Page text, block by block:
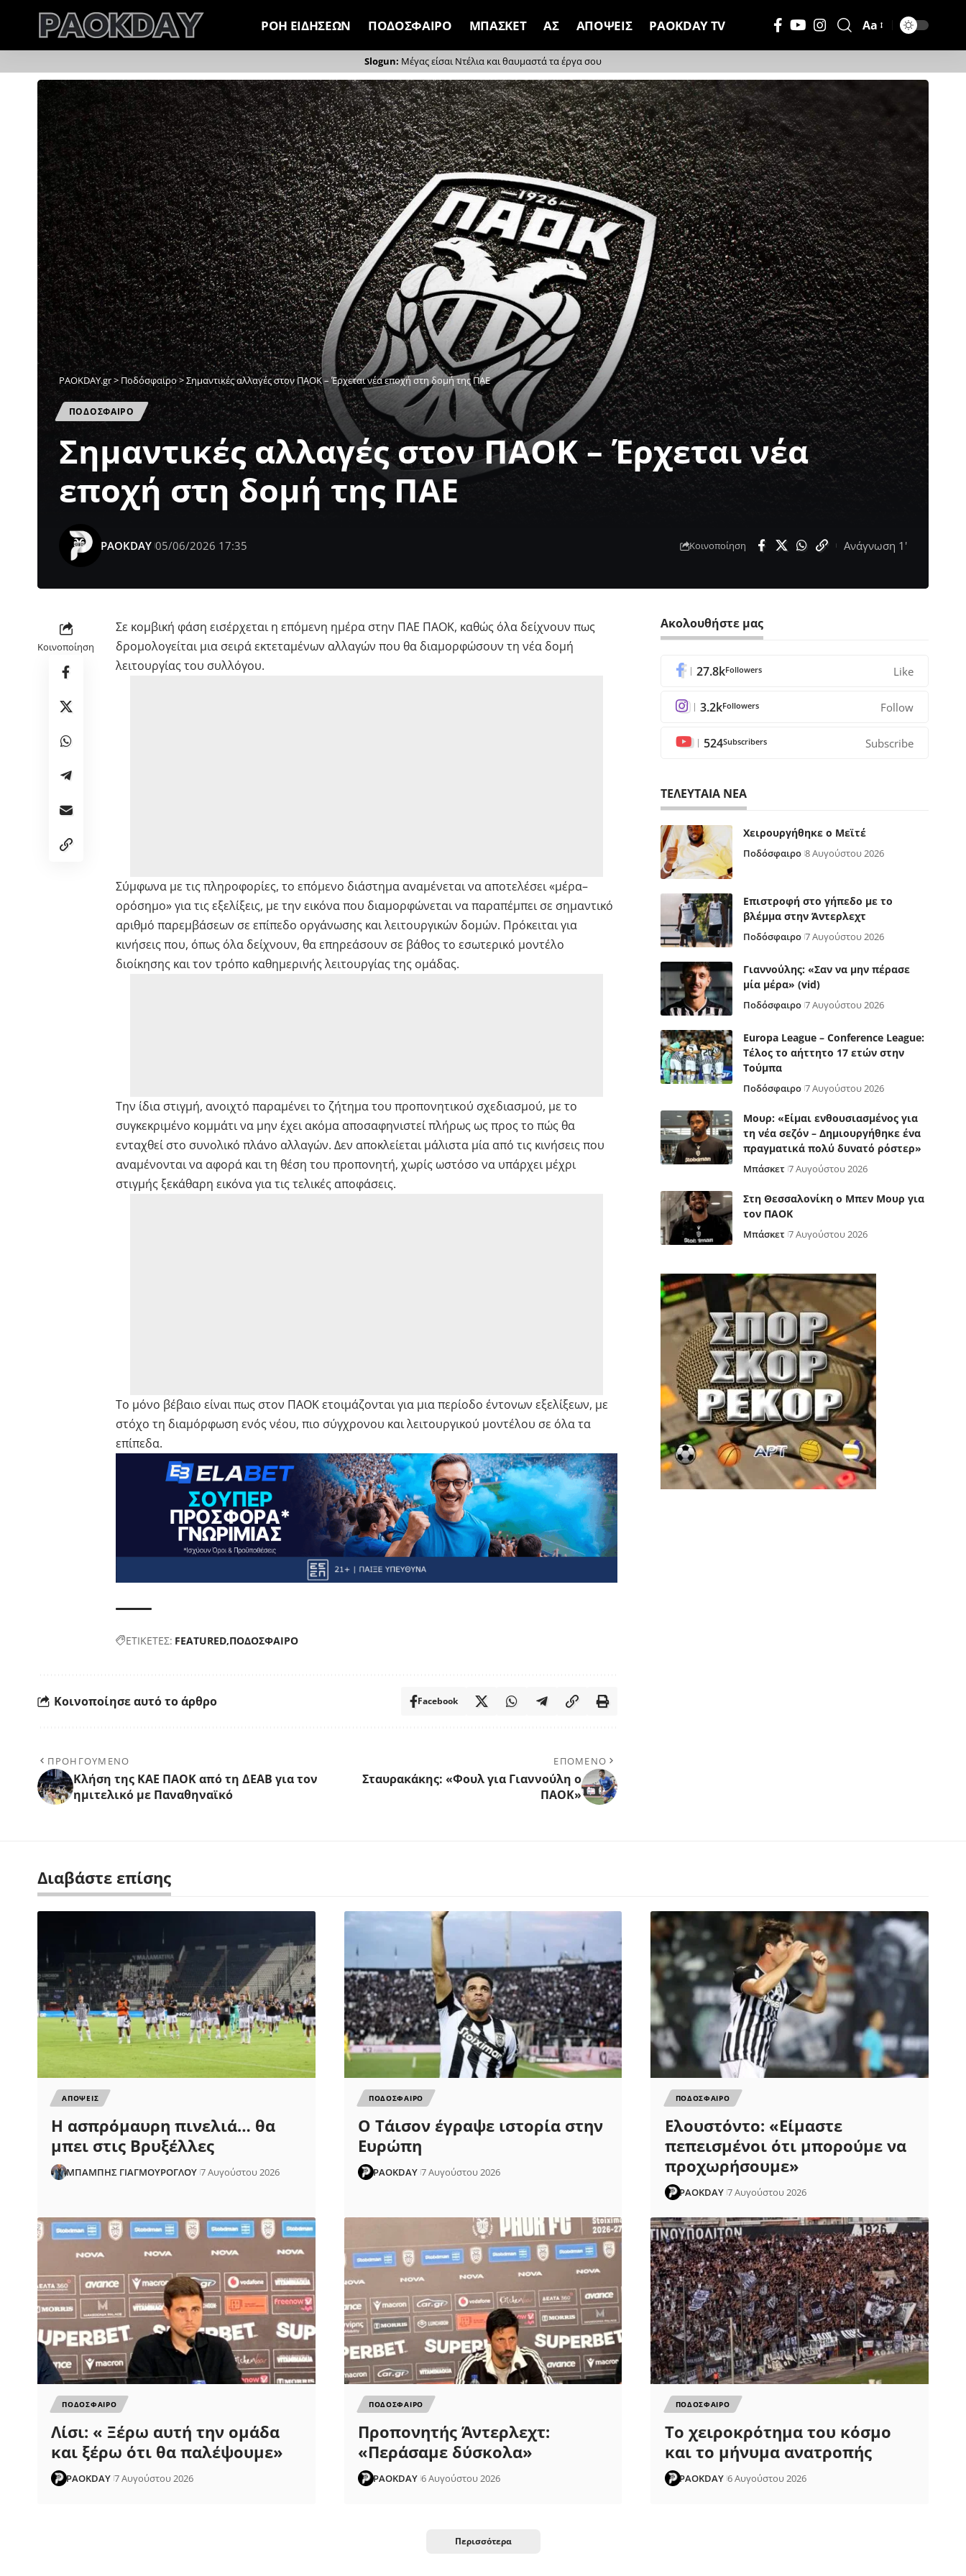
ΡΟΗ ΕΙΔΗΣΕΩΝ ΠΟΔΟΣΦΑΙΡΟ ΜΠΑΣΚΕΤ ΑΣ ΑΠΟΨΕΙΣ PAOKDAY TV
Μέγεθος
Γραμματοσειράς
Aa
Μέγας είσαι Ντέλια και θαυμαστά τα έργα σου
PAOKDAY.gr> Ποδόσφαιρο>Σημαντικές αλλαγές στον ΠΑΟΚ – Έρχεται νέα εποχή στη δομή της ΠΑΕ
ΠΟΔΟΣΦΑΙΡΟ
Σημαντικές αλλαγές στον ΠΑΟΚ – Έρχεται νέα
εποχή στη δομή της ΠΑΕ
PAOKDAY 05/06/2026 17:35 Κοινοποίηση Ανάγνωση 1'
Κοινοποίηση
Σε κομβική φάση εισέρχεται η επόμενη ημέρα στην ΠΑΕ ΠΑΟΚ, καθώς όλα δείχνουν πως
δρομολογείται μια σειρά εκτεταμένων αλλαγών που θα διαμορφώσουν τη νέα δομή
λειτουργίας του συλλόγου.
Σύμφωνα με τις πληροφορίες, το επόμενο διάστημα αναμένεται να αποτελέσει «μέρα–
ορόσημο» για τις εξελίξεις, με την εικόνα που διαμορφώνεται να παραπέμπει σε σημαντικό
αριθμό παρεμβάσεων σε επίπεδο οργάνωσης και λειτουργικών δομών. Πρόκειται για
κινήσεις που, όπως όλα δείχνουν, θα επηρεάσουν σε βάθος το εσωτερικό μοντέλο
διοίκησης και τον τρόπο καθημερινής λειτουργίας της ομάδας.
Την ίδια στιγμή, ανοιχτό παραμένει το ζήτημα του προπονητικού σχεδιασμού, με το
συγκεκριμένο κομμάτι να μην έχει ακόμα αποσαφηνιστεί πλήρως ως προς το πώς θα
ενταχθεί στο συνολικό πλάνο αλλαγών. Δεν αποκλείεται μάλιστα μία από τις κινήσεις που
αναμένονται να αφορά και τη θέση του προπονητή, χωρίς ωστόσο να υπάρχει μέχρι
στιγμής ξεκάθαρη εικόνα για τις τελικές αποφάσεις.
Το μόνο βέβαιο είναι πως στον ΠΑΟΚ ετοιμάζονται για μια περίοδο έντονων εξελίξεων, με
στόχο τη διαμόρφωση ενός νέου, πιο σύγχρονου και λειτουργικού μοντέλου σε όλα τα
επίπεδα.
ΕΤΙΚΕΤΕΣ: FEATURED ΠΟΔΟΣΦΑΙΡΟ
Κοινοποίησε αυτό το άρθρο Facebook
ΠΡΟΗΓΟΥΜΕΝΟ
Κλήση της ΚΑΕ ΠΑΟΚ από τη ΔΕΑΒ για τον
ημιτελικό με Παναθηναϊκό
ΕΠΟΜΕΝΟ
Σταυρακάκης: «Φουλ για Γιαννούλη ο
ΠΑΟΚ»
Ακολουθήστε μας
27.8kFollowers Like
3.2kFollowers Follow
524Subscribers Subscribe
ΤΕΛΕΥΤΑΙΑ ΝΕΑ
Χειρουργήθηκε ο Μεϊτέ
Ποδόσφαιρο 8 Αυγούστου 2026
Επιστροφή στο γήπεδο με το
βλέμμα στην Άντερλεχτ
Ποδόσφαιρο 7 Αυγούστου 2026
Γιαννούλης: «Σαν να μην πέρασε
μία μέρα» (vid)
Ποδόσφαιρο 7 Αυγούστου 2026
Europa League – Conference League:
Τέλος το αήττητο 17 ετών στην
Τούμπα
Ποδόσφαιρο 7 Αυγούστου 2026
Μουρ: «Είμαι ενθουσιασμένος για
τη νέα σεζόν – Δημιουργήθηκε ένα
πραγματικά πολύ δυνατό ρόστερ»
Μπάσκετ 7 Αυγούστου 2026
Στη Θεσσαλονίκη ο Μπεν Μουρ για
τον ΠΑΟΚ
Μπάσκετ 7 Αυγούστου 2026
Διαβάστε επίσης
ΑΠΟΨΕΙΣ
Η ασπρόμαυρη πινελιά… θα
μπει στις Βρυξέλλες
ΜΠΑΜΠΗΣ ΓΙΑΓΜΟΥΡΟΓΛΟΥ 7 Αυγούστου 2026
ΠΟΔΟΣΦΑΙΡΟ
Ο Τάισον έγραψε ιστορία στην
Ευρώπη
PAOKDAY 7 Αυγούστου 2026
ΠΟΔΟΣΦΑΙΡΟ
Ελουστόντο: «Είμαστε
πεπεισμένοι ότι μπορούμε να
προχωρήσουμε»
PAOKDAY 7 Αυγούστου 2026
ΠΟΔΟΣΦΑΙΡΟ
Λίσι: « Ξέρω αυτή την ομάδα
και ξέρω ότι θα παλέψουμε»
PAOKDAY 7 Αυγούστου 2026
ΠΟΔΟΣΦΑΙΡΟ
Προπονητής Άντερλεχτ:
«Περάσαμε δύσκολα»
PAOKDAY 6 Αυγούστου 2026
ΠΟΔΟΣΦΑΙΡΟ
Το χειροκρότημα του κόσμο
και το μήνυμα ανατροπής
PAOKDAY 6 Αυγούστου 2026
Περισσότερα